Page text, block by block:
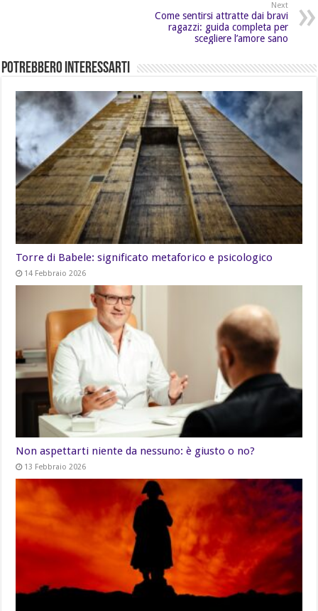
Next
Come sentirsi attratte dai bravi
ragazzi: guida completa per
scegliere l’amore sano
Potrebbero Interessarti
Torre di Babele: significato metaforico e psicologico
14 Febbraio 2026
Non aspettarti niente da nessuno: è giusto o no?
13 Febbraio 2026